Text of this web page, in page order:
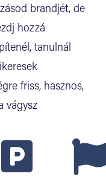
brandjét, de
hozzá
tanulnál
friss, hasznos,
vágysz
